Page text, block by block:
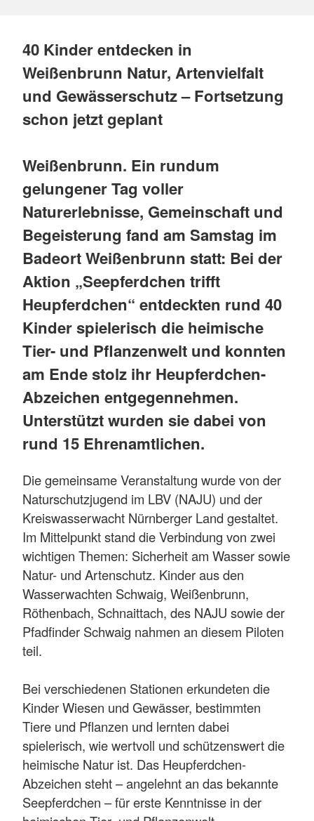
40 Kinder entdecken in
Weißenbrunn Natur, Artenvielfalt
und Gewässerschutz – Fortsetzung
schon jetzt geplant
Weißenbrunn. Ein rundum
gelungener Tag voller
Naturerlebnisse, Gemeinschaft und
Begeisterung fand am Samstag im
Badeort Weißenbrunn statt: Bei der
Aktion „Seepferdchen trifft
Heupferdchen“ entdeckten rund 40
Kinder spielerisch die heimische
Tier- und Pflanzenwelt und konnten
am Ende stolz ihr Heupferdchen-
Abzeichen entgegennehmen.
Unterstützt wurden sie dabei von
rund 15 Ehrenamtlichen.
Die gemeinsame Veranstaltung wurde von der
Naturschutzjugend im LBV (NAJU) und der
Kreiswasserwacht Nürnberger Land gestaltet.
Im Mittelpunkt stand die Verbindung von zwei
wichtigen Themen: Sicherheit am Wasser sowie
Natur- und Artenschutz. Kinder aus den
Wasserwachten Schwaig, Weißenbrunn,
Röthenbach, Schnaittach, des NAJU sowie der
Pfadfinder Schwaig nahmen an diesem Piloten
teil.
Bei verschiedenen Stationen erkundeten die
Kinder Wiesen und Gewässer, bestimmten
Tiere und Pflanzen und lernten dabei
spielerisch, wie wertvoll und schützenswert die
heimische Natur ist. Das Heupferdchen-
Abzeichen steht – angelehnt an das bekannte
Seepferdchen – für erste Kenntnisse in der